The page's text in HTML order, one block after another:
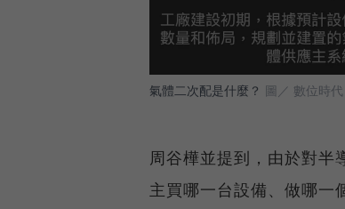
氣體二次配是什麼？ 圖／ 數位時代
周谷樺並提到，由於對半
主買哪一台設備、做哪一